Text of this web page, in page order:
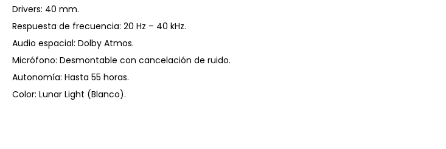
Drivers: 40 mm.
Respuesta de frecuencia: 20 Hz – 40 kHz.
Audio espacial: Dolby Atmos.
Micrófono: Desmontable con cancelación de ruido.
Autonomía: Hasta 55 horas.
Color: Lunar Light (Blanco).